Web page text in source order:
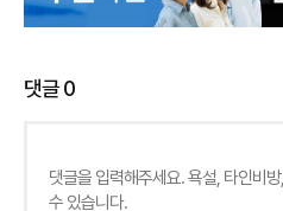
댓글0